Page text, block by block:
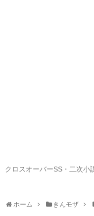
クロスオーバーSS・二次小
ホーム きんモザ